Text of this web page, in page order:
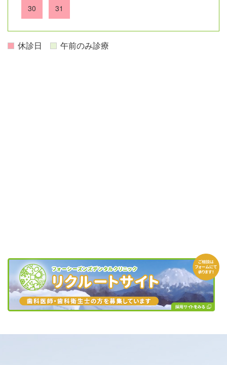
30 31
休診日 午前のみ診療